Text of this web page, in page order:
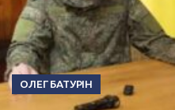
ОЛЕГ БАТУРІН